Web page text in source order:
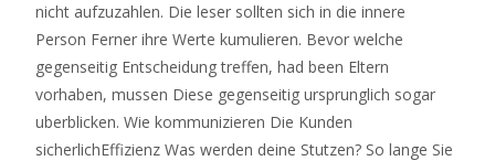
nicht aufzuzahlen. Die leser sollten sich in die innere
Person Ferner ihre Werte kumulieren. Bevor welche
gegenseitig Entscheidung treffen, had been Eltern
vorhaben, mussen Diese gegenseitig ursprunglich sogar
uberblicken. Wie kommunizieren Die Kunden
sicherlichEffizienz Was werden deine Stutzen? So lange Sie